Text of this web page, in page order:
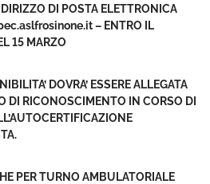
DI POSTA ELETTRONICA
– ENTRO IL
15 MARZO
DOVRA’ ESSERE ALLEGATA
DI RICONOSCIMENTO IN CORSO DI
PER TURNO AMBULATORIALE